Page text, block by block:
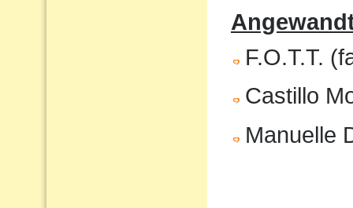
F.O.T.T.
Castillo
Manuelle